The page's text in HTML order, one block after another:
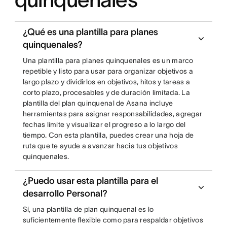
¿Qué es una plantilla para planes
quinquenales?
Una plantilla para planes quinquenales es un marco
repetible y listo para usar para organizar objetivos a
largo plazo y dividirlos en objetivos, hitos y tareas a
corto plazo, procesables y de duración limitada. La
plantilla del plan quinquenal de Asana incluye
herramientas para asignar responsabilidades, agregar
fechas límite y visualizar el progreso a lo largo del
tiempo. Con esta plantilla, puedes crear una hoja de
ruta que te ayude a avanzar hacia tus objetivos
quinquenales.
¿Puedo usar esta plantilla para el
desarrollo Personal?
Sí, una plantilla de plan quinquenal es lo
suficientemente flexible como para respaldar objetivos